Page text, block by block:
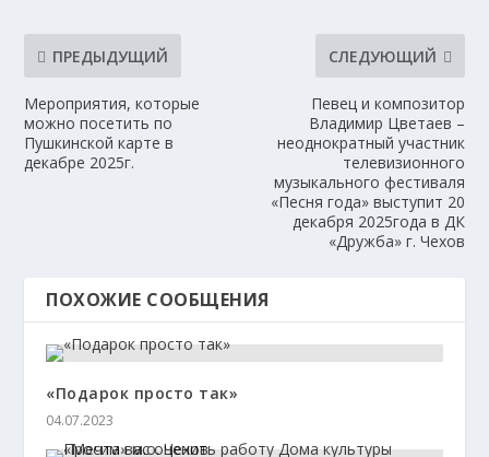
ПРЕДЫДУЩИЙ
Мероприятия, которые
можно посетить по
Пушкинской карте в
декабре 2025г.
СЛЕДУЮЩИЙ
Певец и композитор
Владимир Цветаев –
неоднократный участник
телевизионного
музыкального фестиваля
«Песня года» выступит 20
декабря 2025года в ДК
«Дружба» г. Чехов
ПОХОЖИЕ СООБЩЕНИЯ
«Подарок просто так»
04.07.2023